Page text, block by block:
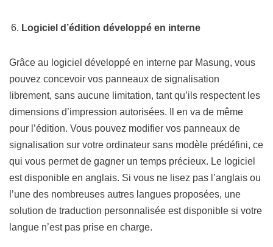
Logiciel d’édition développé en interne
Grâce au logiciel développé en interne par Masung, vous
pouvez concevoir vos panneaux de signalisation
librement, sans aucune limitation, tant qu’ils respectent les
dimensions d’impression autorisées. Il en va de même
pour l’édition. Vous pouvez modifier vos panneaux de
signalisation sur votre ordinateur sans modèle prédéfini, ce
qui vous permet de gagner un temps précieux. Le logiciel
est disponible en anglais. Si vous ne lisez pas l’anglais ou
l’une des nombreuses autres langues proposées, une
solution de traduction personnalisée est disponible si votre
langue n’est pas prise en charge.